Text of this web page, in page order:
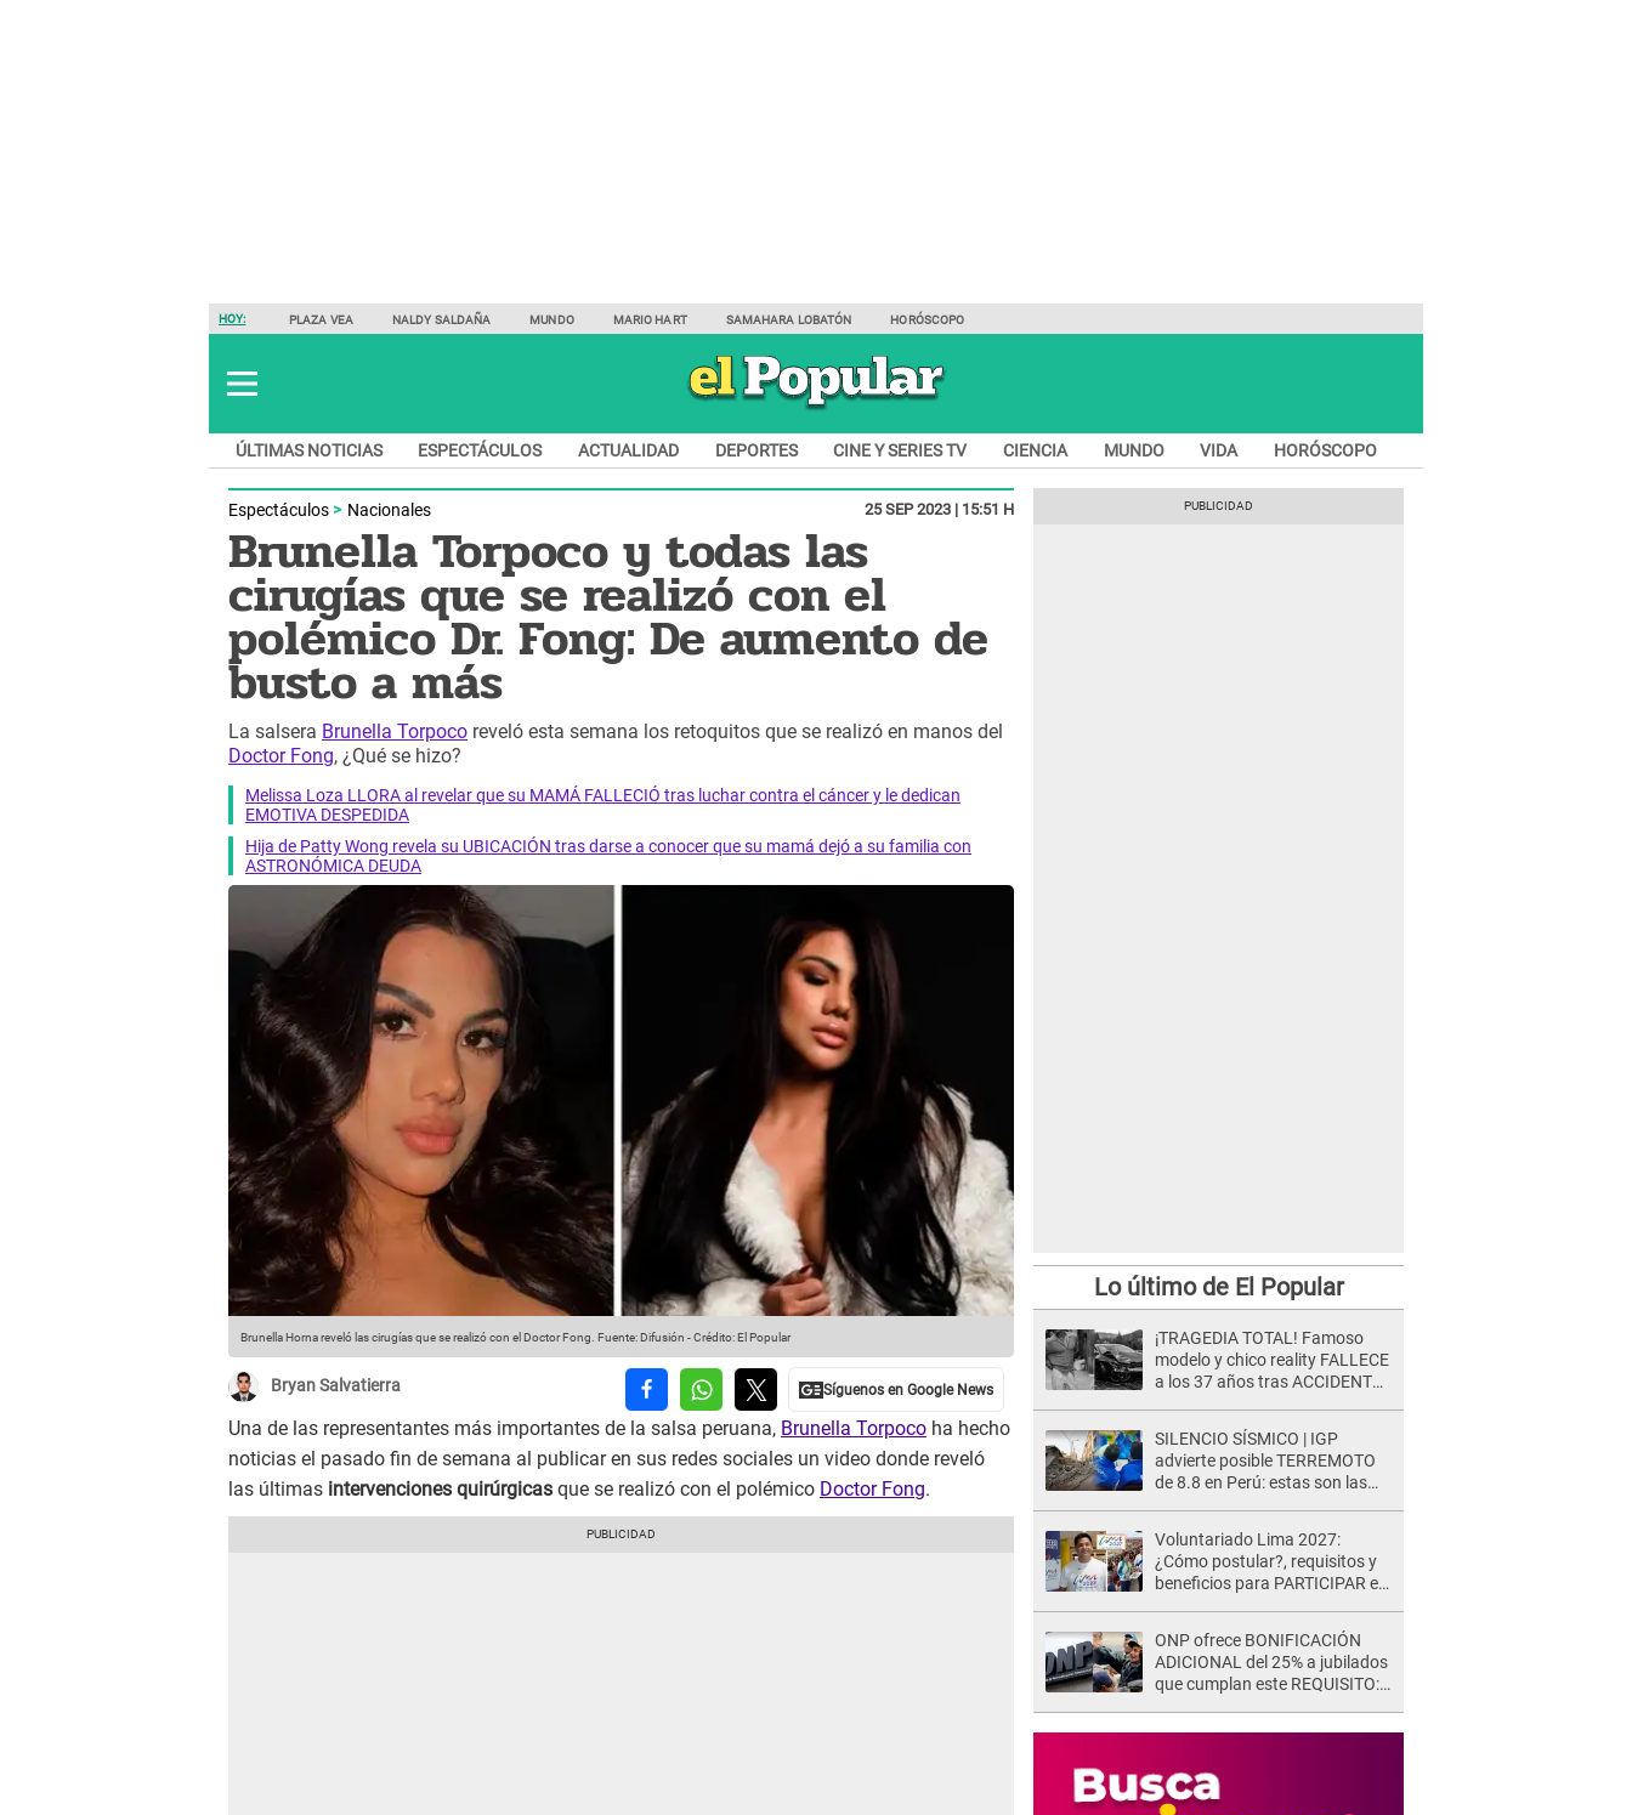
HOY: PLAZA VEA NALDY SALDAÑA MUNDO MARIO HART SAMAHARA LOBATÓN HORÓSCOPO
ÚLTIMAS NOTICIAS ESPECTÁCULOS ACTUALIDAD DEPORTES CINE Y SERIES TV CIENCIA MUNDO VIDA HORÓSCOPO
Espectáculos Nacionales 25 SEP 2023 | 15:51 H
Brunella Torpoco y todas las
cirugías que se realizó con el
polémico Dr. Fong: De aumento de
busto a más
La salsera Brunella Torpoco reveló esta semana los retoquitos que se realizó en manos del
Doctor Fong, ¿Qué se hizo?
Melissa Loza LLORA al revelar que su MAMÁ FALLECIÓ tras luchar contra el cáncer y le dedican
EMOTIVA DESPEDIDA
Hija de Patty Wong revela su UBICACIÓN tras darse a conocer que su mamá dejó a su familia con
ASTRONÓMICA DEUDA
Brunella Horna reveló las cirugías que se realizó con el Doctor Fong. Fuente: Difusión -Crédito: El Popular
Bryan Salvatierra
Una de las representantes más importantes de la salsa peruana, Brunella Torpoco ha hecho
noticias el pasado fin de semana al publicar en sus redes sociales un video donde reveló
las últimas intervenciones quirúrgicas que se realizó con el polémico Doctor Fong.
Lo último de El Popular
¡TRAGEDIA TOTAL! Famoso
modelo y chico reality FALLECE
a los 37 años tras ACCIDENTE
SILENCIO SÍSMICO | IGP
advierte posible TERREMOTO
de 8.8 en Perú: estas son las
Voluntariado Lima 2027:
¿Cómo postular?, requisitos y
beneficios para PARTICIPAR en
ONP ofrece BONIFICACIÓN
ADICIONAL del 25% a jubilados
que cumplan este REQUISITO: